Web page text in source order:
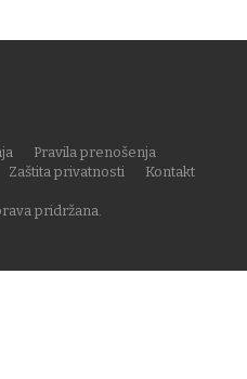
pridržana.
Pravila prenošenja
Zaštita privatnosti
Kontakt